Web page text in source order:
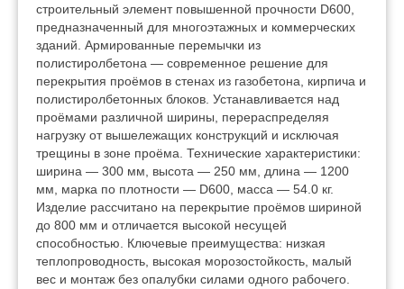
строительный элемент повышенной прочности D600,
предназначенный для многоэтажных и коммерческих
зданий. Армированные перемычки из
полистиролбетона — современное решение для
перекрытия проёмов в стенах из газобетона, кирпича и
полистиролбетонных блоков. Устанавливается над
проёмами различной ширины, перераспределяя
нагрузку от вышележащих конструкций и исключая
трещины в зоне проёма. Технические характеристики:
ширина — 300 мм, высота — 250 мм, длина — 1200
мм, марка по плотности — D600, масса — 54.0 кг.
Изделие рассчитано на перекрытие проёмов шириной
до 800 мм и отличается высокой несущей
способностью. Ключевые преимущества: низкая
теплопроводность, высокая морозостойкость, малый
вес и монтаж без опалубки силами одного рабочего.